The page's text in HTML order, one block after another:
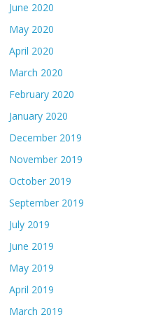
June 2020
May 2020
April 2020
March 2020
February 2020
January 2020
December 2019
November 2019
October 2019
September 2019
July 2019
June 2019
May 2019
April 2019
March 2019